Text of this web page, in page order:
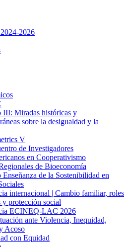
2026
III: Miradas históricas y
sobre la desigualdad y la
V
de Investigadores
en Cooperativismo
de Bioeconomía
Enseñanza de la Sostenibilidad en
internacional | Cambio familiar, roles
y protección social
ECINEQ-LAC 2026
ante Violencia, Inequidad,
Acoso
con Equidad